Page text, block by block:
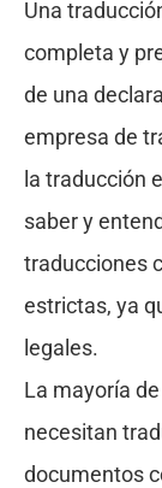
Una
completa y
de una
empresa de
la traducción
saber y
traducciones
estrictas, ya
legales.
La mayoría
necesitan
documentos